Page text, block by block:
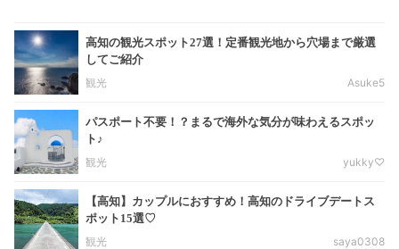
高知の観光スポット27選！定番観光地から穴場まで厳選
してご紹介
観光
Asuke5
パスポート不要！？まるで海外な気分が味わえるスポッ
ト♪
観光
yukky♡
【高知】カップルにおすすめ！高知のドライブデートス
ポット15選♡
観光
saya0308